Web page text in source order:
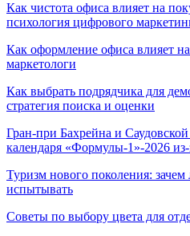
Как чистота офиса влияет на
психология цифрового
Как оформление офиса влияет
маркетологи
Как выбрать подрядчика для
стратегия поиска и оценки
Гран-при Бахрейна и
календаря «Формулы-1»-2026
Туризм нового поколения: зачем
испытывать
Советы по выбору цвета для